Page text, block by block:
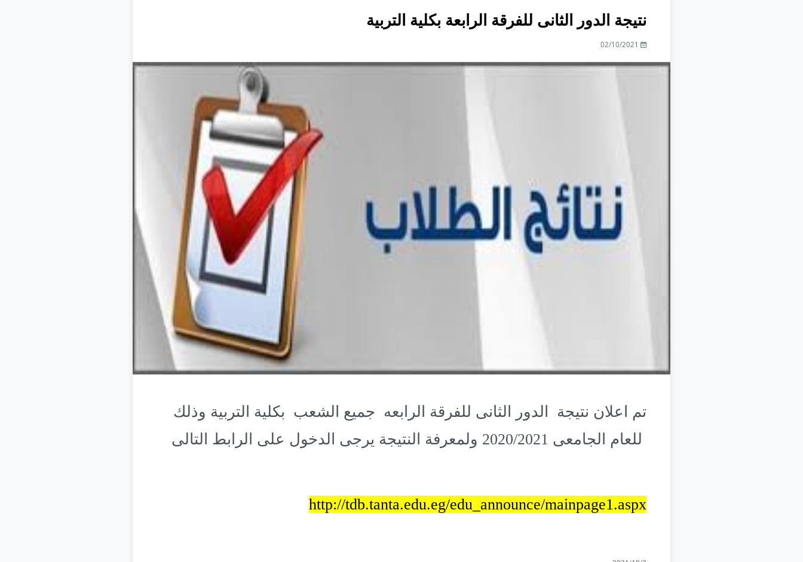
نتيجة الدور الثانى للفرقة الرابعة بكلية التربية
02/10/2021
تم اعلان نتيجة الدور الثانى للفرقة الرابعه جميع الشعب بكلية التربية وذلك
للعام الجامعى 2020/2021 ولمعرفة النتيجة يرجى الدخول على الرابط التالى
http://tdb.tanta.edu.eg/edu_announce/mainpage1.aspx